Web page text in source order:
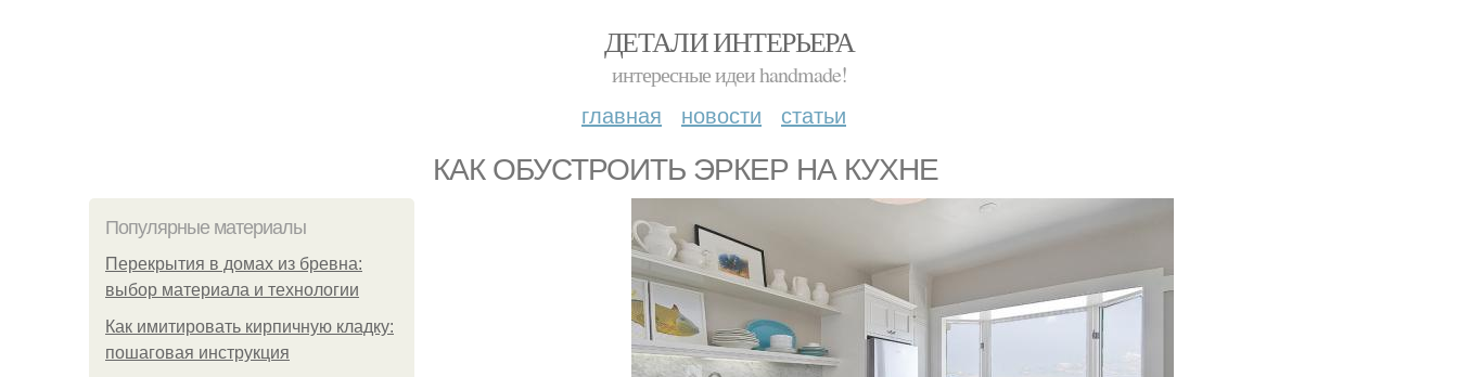
ДЕТАЛИ ИНТЕРЬЕРА
интересные идеи handmade!
главная новости статьи
КАК ОБУСТРОИТЬ ЭРКЕР НА КУХНЕ
Популярные материалы
Перекрытия в домах из бревна:
выбор материала и технологии
Как имитировать кирпичную кладку:
пошаговая инструкция